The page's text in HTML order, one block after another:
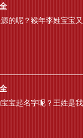
的呢？猴年李姓宝宝
宝起名字呢？王姓是